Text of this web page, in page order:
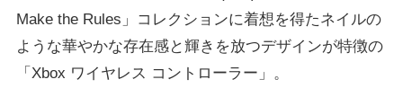
Make the Rules」コレクションに着想を得たネイルの
ような華やかな存在感と輝きを放つデザインが特徴の
「Xbox ワイヤレス コントローラー」。